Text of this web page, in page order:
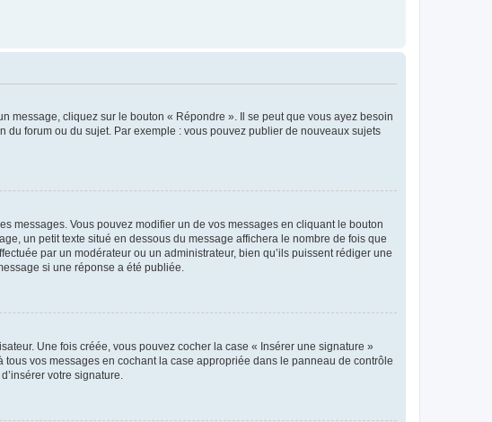
message, cliquez sur le bouton « Répondre ». Il se peut que vous ayez besoin
du forum ou du sujet. Par exemple : vous pouvez publier de nouveaux sujets
messages. Vous pouvez modifier un de vos messages en cliquant le bouton
un petit texte situé en dessous du message affichera le nombre de fois que
par un modérateur ou un administrateur, bien qu’ils puissent rédiger une
si une réponse a été publiée.
Une fois créée, vous pouvez cocher la case « Insérer une signature »
vos messages en cochant la case appropriée dans le panneau de contrôle
votre signature.